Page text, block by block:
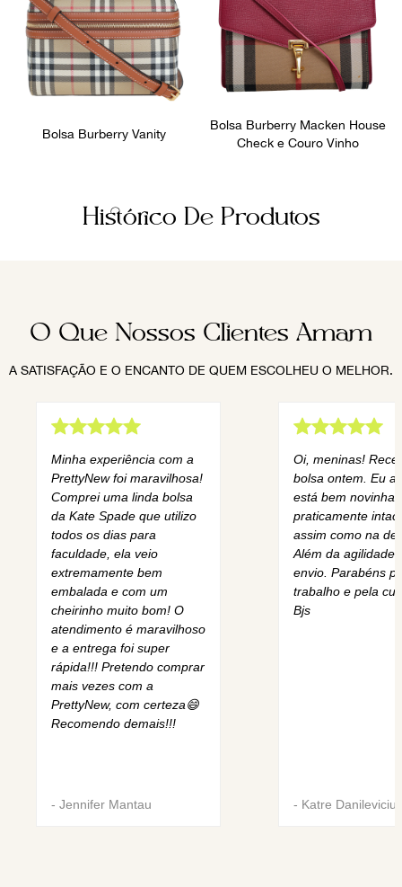
Bolsa Burberry Vanity
Bolsa Burberry Macken House
Check e Couro Vinho
Histórico De Produtos
O Que Nossos Clientes Amam
A SATISFAÇÃO E O ENCANTO DE QUEM ESCOLHEU O MELHOR.
Minha experiência com a
PrettyNew foi maravilhosa!
Comprei uma linda bolsa
da Kate Spade que utilizo
todos os dias para
faculdade, ela veio
extremamente bem
embalada e com um
cheirinho muito bom! O
atendimento é maravilhoso
e a entrega foi super
rápida!!! Pretendo comprar
mais vezes com a
PrettyNew, com certeza😄
Recomendo demais!!!
- Jennifer Mantau
Oi, meninas!
bolsa ontem. Eu
está bem novinha,
praticamente
assim como na
Além da agilidade
envio. Parabéns
trabalho e pela
Bjs
- Katre Danilevicius